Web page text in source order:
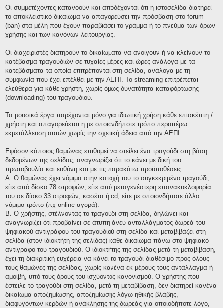
Οι συμμετέχοντες κατανοούν και αποδέχονται ότι η ιστοσελίδα διατηρεί
το αποκλειστικό δικαίωμα να απαγορεύσει την πρόσβαση στο forum
(ban) στα μέλη που έχουν παραβιάσει το γράμμα ή το πνεύμα των όρων
χρήσης και των κανόνων λειτουργίας.
Οι διαχειριστές διατηρούν το δικαίωματα να ανοίγουν ή να κλείνουν το
κατέβασμα τραγουδιών σε τυχαίες μέρες και ώρες ανάλογα με τα
κατεβάσματα τα οποία επιτρέπονται στη σελίδα, ανάλογα με τη
συμφωνία που έχει επέλθει με την ΑΕΠΙ. Το streaming επιτρέπεται
ελεύθερα για κάθε χρήστη, χωρίς όμως δυνατότητα καταφόρτωσης
(downloading) του τραγουδιού.
Τα μουσικά έργα παρέχονται μόνο για ιδιωτική χρήση κάθε επισκέπτη /
χρήστη και απαγορεύεται η με οποιονδήποτε τρόπο περαιτέρω
εκμετάλλευση αυτών χωρίς την σχετική άδεια από την ΑΕΠΙ.
Εφόσον κάποιος θαμώνας επιθυμεί να στείλει ένα τραγούδι στη βάση
δεδομένων της σελίδας, αναγνωρίζει ότι το κάνει με δική του
πρωτοβουλία και ευθύνη και με τις παρακάτω προϋποθέσεις:
Α. Ο θαμώνας έχει νόμιμα στην κατοχή του το συγκεκριμένο τραγούδι,
είτε από δίσκο 78 στροφών, είτε από μεταγενέστερη επανακυκλοφορία
του σε δίσκο 33 στροφών, κασέτα ή cd, είτε με οποιονδήποτε άλλο
νόμιμο τρόπο (πχ online αγορά).
Β. Ο χρήστης, στέλνοντας το τραγούδι στη σελίδα, δηλώνει και
αναγνωρίζει ότι προβαίνει σε άτυπη άνευ ανταλλάγματος δωρεά του
ψηφιακού αντιγράφου του τραγουδιού στη σελίδα και μεταβιβάζει στη
σελίδα (στον ιδιοκτήτη της σελίδας) κάθε δικαίωμα πάνω στο ψηφιακό
αντίγραφο του τραγουδιού. Ο ιδιοκτήτης της σελίδας μετά τη μεταβίβαση,
έχει τη διακριτική ευχέρεια να κάνει το τραγούδι διαθέσιμο προς όλους
τους θαμώνες της σελίδας, χωρίς κανένα εκ μέρους τους αντάλλαγμα ή
αμοιβή, υπό τους όρους του ισχύοντος κανονισμού. Ο χρήστης που
έστειλε το τραγούδι στη σελίδα, μετά τη μεταβίβαση, δεν διατηρεί κανένα
δικαίωμα αποζημίωσης, αποζημίωσης λόγω ηθικής βλάβης,
διαφυγόντων κερδών ή ανάκλησης της δωρεάς για οποιοδήποτε λόγο,